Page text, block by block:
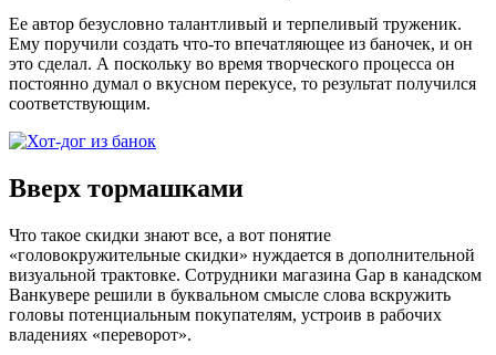
Ее автор безусловно талантливый и терпеливый труженик.
Ему поручили создать что-то впечатляющее из баночек, и он
это сделал. А поскольку во время творческого процесса он
постоянно думал о вкусном перекусе, то результат получился
соответствующим.
Вверх тормашками
Что такое скидки знают все, а вот понятие
«головокружительные скидки» нуждается в дополнительной
визуальной трактовке. Сотрудники магазина Gap в канадском
Ванкувере решили в буквальном смысле слова вскружить
головы потенциальным покупателям, устроив в рабочих
владениях «переворот».